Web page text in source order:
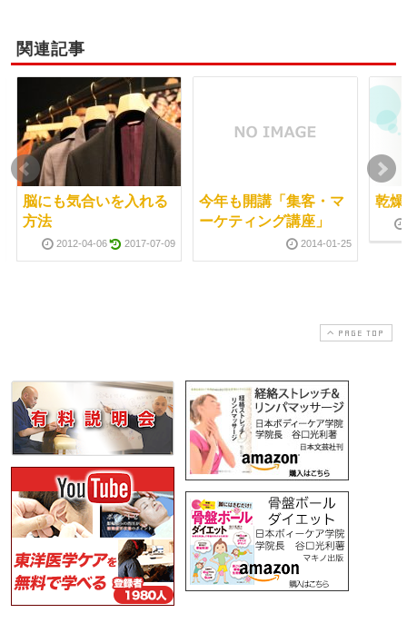
関連記事
脳にも気合いを入れる
方法
2012-04-06 2017-07-09
今年も開講「集客・マ
ーケティング講座」
2014-01-25
乾
PAGE TOP